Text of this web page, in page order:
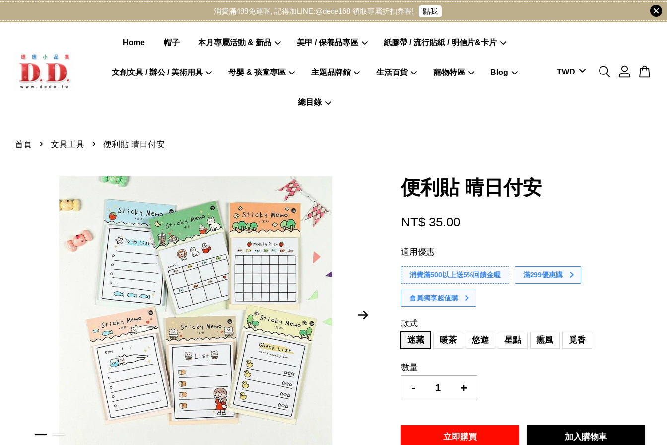
消費滿499免運喔, 記得加LINE:@dede168 領取專屬折扣券喔! 點我
Home 帽子 本月專屬活動 & 新品 美甲 / 保養品專區 紙膠帶 / 流行貼紙 / 明信片&卡片
文創文具 / 辦公 / 美術用具 母嬰 & 孩童專區 主題品牌館 生活百貨 寵物特區 Blog
總目錄
首頁 › 文具工具 › 便利貼 晴日付安
便利貼 晴日付安
NT$ 35.00
適用優惠
消費滿500以上送5%回饋金喔 滿299優惠購
會員獨享超值購
款式
迷藏
暖茶 悠遊 星點 熏風 覓香
數量
- +
立即購買 加入購物車